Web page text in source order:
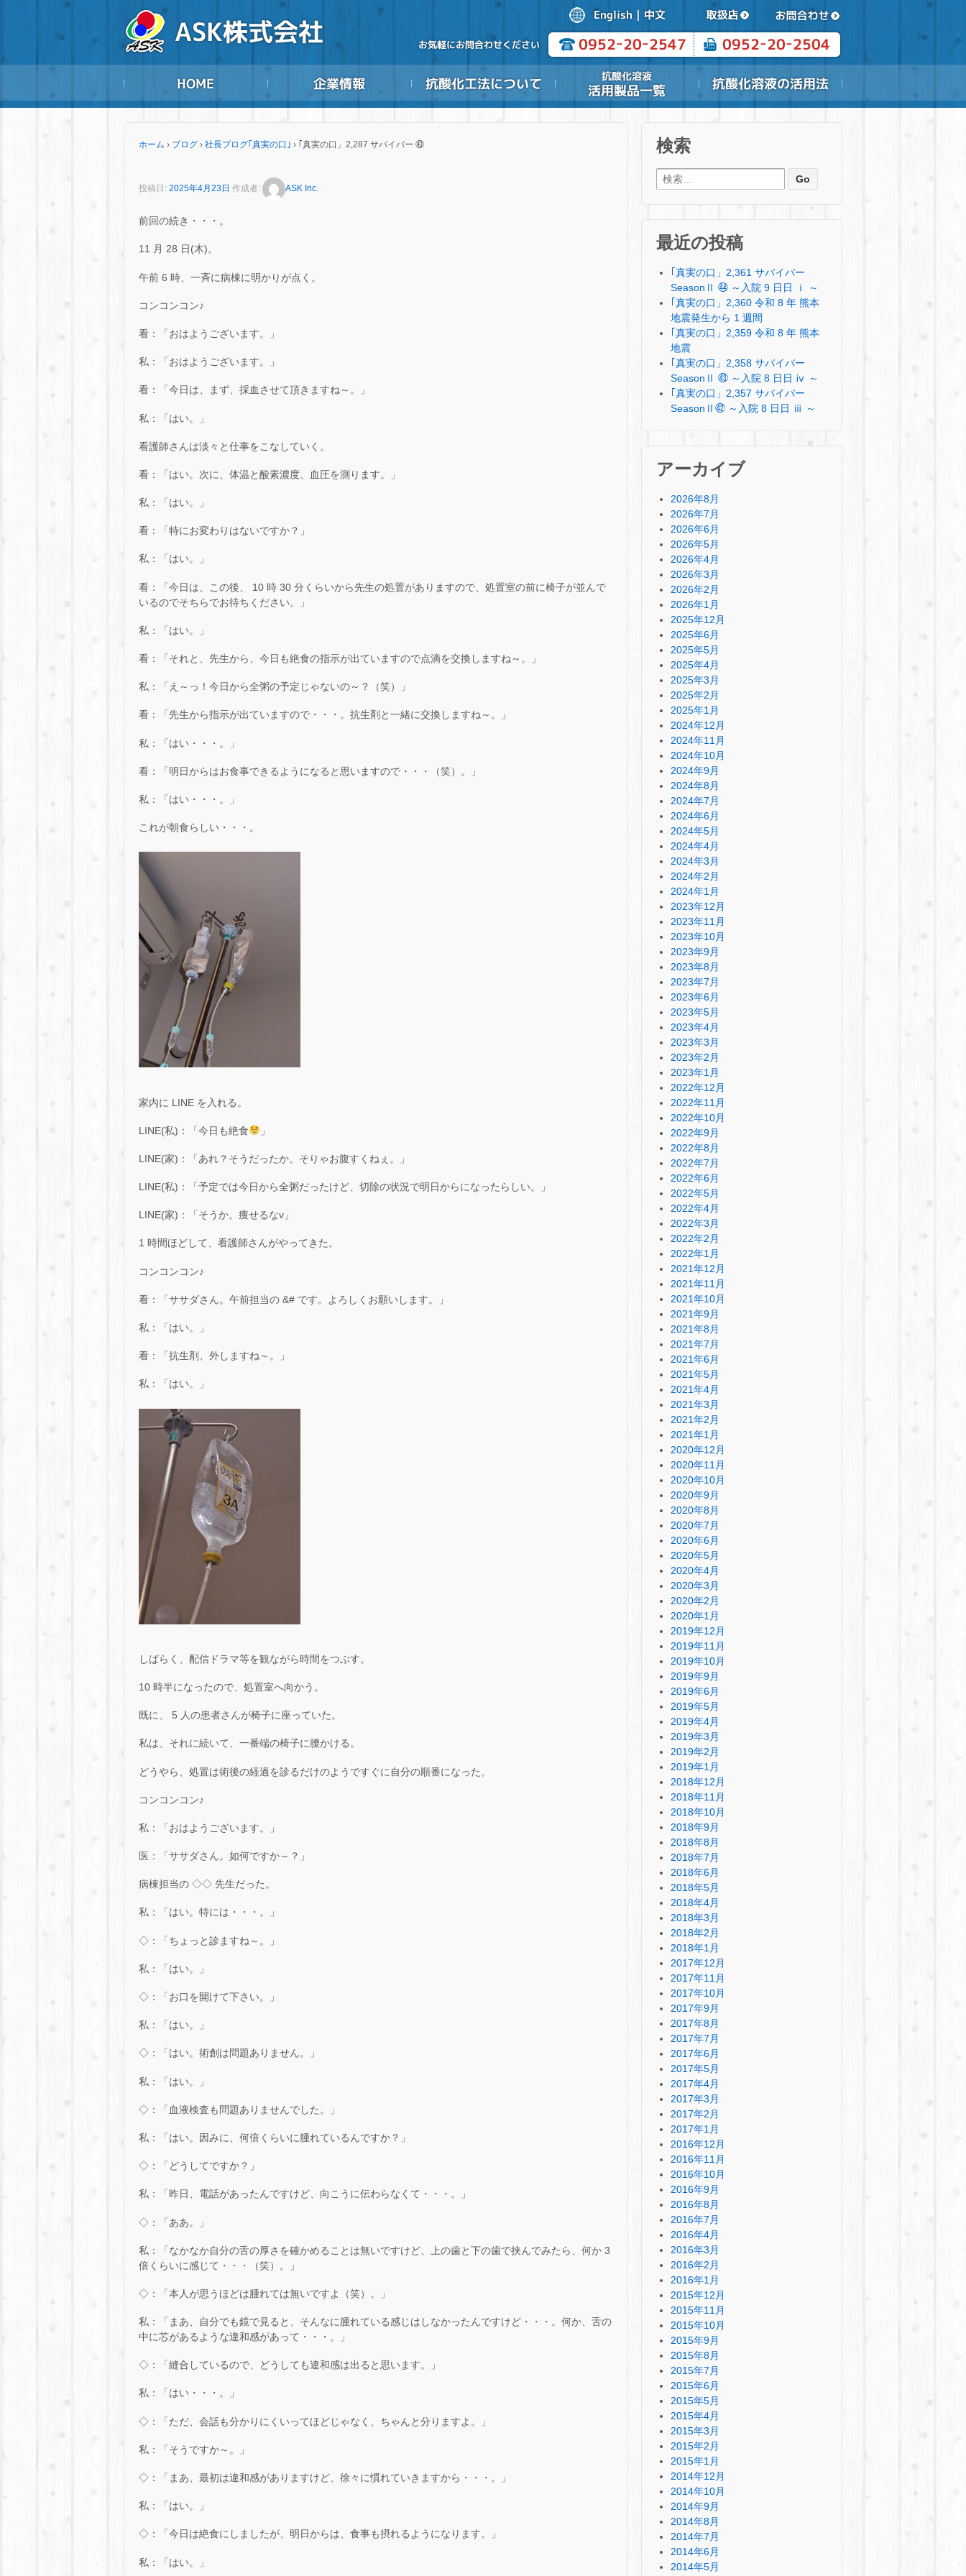
ホーム › ブログ › 社長ブログ｢真実の口｣ › ｢真実の口」2,287 サバイバー ㊸
投稿日: 2025年4月23日 作成者: ASK Inc.
前回の続き・・・。
11 月 28 日(木)。
午前 6 時、一斉に病棟に明かりが点く。
コンコンコン♪
看：「おはようございます。」
私：「おはようございます。」
看：「今日は、まず、採血させて頂きますね～。」
私：「はい。」
看護師さんは淡々と仕事をこなしていく。
看：「はい。次に、体温と酸素濃度、血圧を測ります。」
私：「はい。」
看：「特にお変わりはないですか？」
私：「はい。」
看：「今日は、この後、 10 時 30 分くらいから先生の処置がありますので、処置室の前に椅子が並んで
いるのでそちらでお待ちください。」
私：「はい。」
看：「それと、先生から、今日も絶食の指示が出ていますので点滴を交換しますね～。」
私：「え～っ！今日から全粥の予定じゃないの～？（笑）」
看：「先生から指示が出ていますので・・・。抗生剤と一緒に交換しますね～。」
私：「はい・・・。」
看：「明日からはお食事できるようになると思いますので・・・（笑）。」
私：「はい・・・。」
これが朝食らしい・・・。
家内に LINE を入れる。
LINE(私)：「今日も絶食 」
LINE(家)：「あれ？そうだったか。そりゃお腹すくねぇ。」
LINE(私)：「予定では今日から全粥だったけど、切除の状況で明日からになったらしい。」
LINE(家)：「そうか。痩せるなv」
1 時間ほどして、看護師さんがやってきた。
コンコンコン♪
看：「ササダさん。午前担当の &# です。よろしくお願いします。」
私：「はい。」
看：「抗生剤、外しますね～。」
私：「はい。」
しばらく、配信ドラマ等を観ながら時間をつぶす。
10 時半になったので、処置室へ向かう。
既に、 5 人の患者さんが椅子に座っていた。
私は、それに続いて、一番端の椅子に腰かける。
どうやら、処置は術後の経過を診るだけのようですぐに自分の順番になった。
コンコンコン♪
私：「おはようございます。」
医：「ササダさん。如何ですか～？」
病棟担当の ◇◇ 先生だった。
私：「はい。特には・・・。」
◇：「ちょっと診ますね～。」
私：「はい。」
◇：「お口を開けて下さい。」
私：「はい。」
◇：「はい。術創は問題ありません。」
私：「はい。」
◇：「血液検査も問題ありませんでした。」
私：「はい。因みに、何倍くらいに腫れているんですか？」
◇：「どうしてですか？」
私：「昨日、電話があったんですけど、向こうに伝わらなくて・・・。」
◇：「ああ。」
私：「なかなか自分の舌の厚さを確かめることは無いですけど、上の歯と下の歯で挟んでみたら、何か 3
倍くらいに感じて・・・（笑）。」
◇：「本人が思うほどは腫れては無いですよ（笑）。」
私：「まあ、自分でも鏡で見ると、そんなに腫れている感じはしなかったんですけど・・・。何か、舌の
中に芯があるような違和感があって・・・。」
◇：「縫合しているので、どうしても違和感は出ると思います。」
私：「はい・・・。」
◇：「ただ、会話も分かりにくいってほどじゃなく、ちゃんと分りますよ。」
私：「そうですか～。」
◇：「まあ、最初は違和感がありますけど、徐々に慣れていきますから・・・。」
私：「はい。」
◇：「今日は絶食にしましたが、明日からは、食事も摂れるようになります。」
私：「はい。」
検索
検索:
最近の投稿
｢真実の口」2,361 サバイバー
SeasonⅡ ㊹ ～入院 9 日日 ⅰ ～
｢真実の口」2,360 令和 8 年 熊本
地震発生から 1 週間
｢真実の口」2,359 令和 8 年 熊本
地震
｢真実の口」2,358 サバイバー
SeasonⅡ ㊸ ～入院 8 日日 ⅳ ～
｢真実の口」2,357 サバイバー
SeasonⅡ㊷ ～入院 8 日日 ⅲ ～
アーカイブ
2026年8月
2026年7月
2026年6月
2026年5月
2026年4月
2026年3月
2026年2月
2026年1月
2025年12月
2025年6月
2025年5月
2025年4月
2025年3月
2025年2月
2025年1月
2024年12月
2024年11月
2024年10月
2024年9月
2024年8月
2024年7月
2024年6月
2024年5月
2024年4月
2024年3月
2024年2月
2024年1月
2023年12月
2023年11月
2023年10月
2023年9月
2023年8月
2023年7月
2023年6月
2023年5月
2023年4月
2023年3月
2023年2月
2023年1月
2022年12月
2022年11月
2022年10月
2022年9月
2022年8月
2022年7月
2022年6月
2022年5月
2022年4月
2022年3月
2022年2月
2022年1月
2021年12月
2021年11月
2021年10月
2021年9月
2021年8月
2021年7月
2021年6月
2021年5月
2021年4月
2021年3月
2021年2月
2021年1月
2020年12月
2020年11月
2020年10月
2020年9月
2020年8月
2020年7月
2020年6月
2020年5月
2020年4月
2020年3月
2020年2月
2020年1月
2019年12月
2019年11月
2019年10月
2019年9月
2019年6月
2019年5月
2019年4月
2019年3月
2019年2月
2019年1月
2018年12月
2018年11月
2018年10月
2018年9月
2018年8月
2018年7月
2018年6月
2018年5月
2018年4月
2018年3月
2018年2月
2018年1月
2017年12月
2017年11月
2017年10月
2017年9月
2017年8月
2017年7月
2017年6月
2017年5月
2017年4月
2017年3月
2017年2月
2017年1月
2016年12月
2016年11月
2016年10月
2016年9月
2016年8月
2016年7月
2016年4月
2016年3月
2016年2月
2016年1月
2015年12月
2015年11月
2015年10月
2015年9月
2015年8月
2015年7月
2015年6月
2015年5月
2015年4月
2015年3月
2015年2月
2015年1月
2014年12月
2014年10月
2014年9月
2014年8月
2014年7月
2014年6月
2014年5月